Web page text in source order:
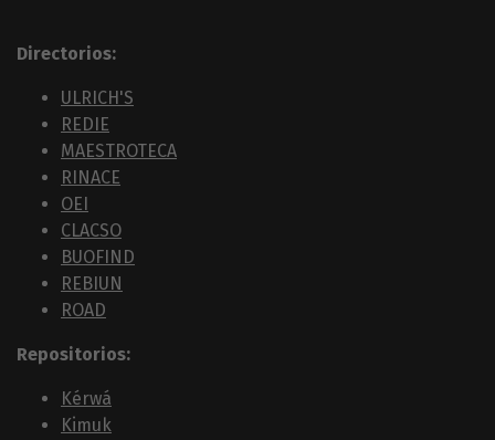
Directorios:
ULRICH'S
REDIE
MAESTROTECA
RINACE
OEI
CLACSO
BUOFIND
REBIUN
ROAD
Repositorios:
Kérwá
Kimuk